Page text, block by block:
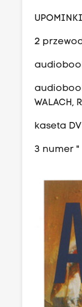
2
WALACH,
kaseta
3 numer "